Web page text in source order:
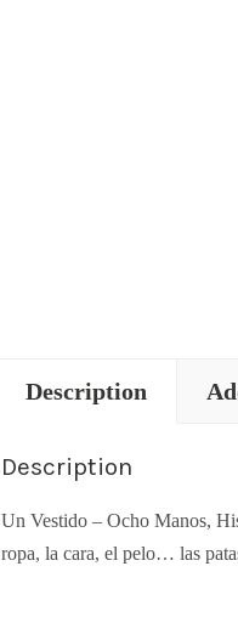
Description
Description
Un Vestido – Ocho Manos,
ropa, la cara, el pelo… las